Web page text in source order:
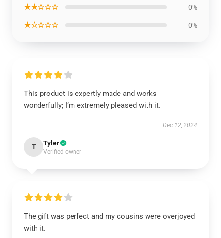
★★☆☆☆ 0%
★☆☆☆☆ 0%
This product is expertly made and works
wonderfully; I’m extremely pleased with it.
Dec 12, 2024
T Tyler
Verified owner
The gift was perfect and my cousins were overjoyed
with it.